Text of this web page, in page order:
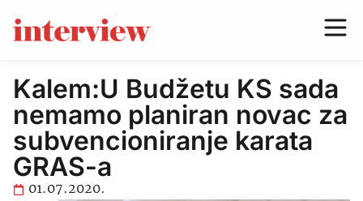
Kalem:U Budžetu KS sada
nemamo planiran novac za
subvencioniranje karata
GRAS-a
01.07.2020.